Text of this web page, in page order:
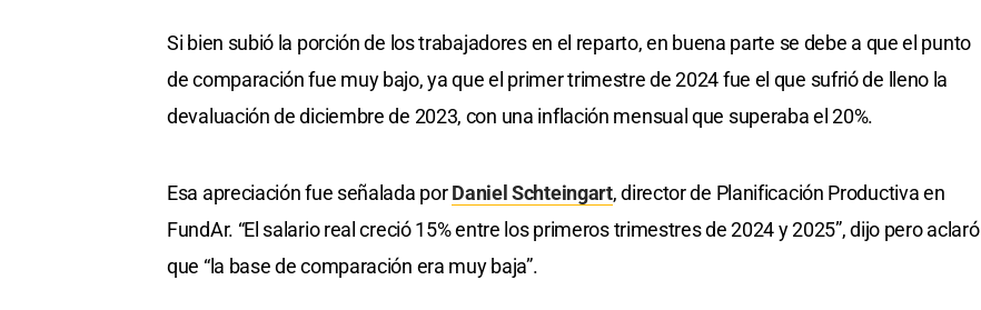
Si bien subió la porción de los trabajadores en el reparto, en buena parte se debe a que el punto
de comparación fue muy bajo, ya que el primer trimestre de 2024 fue el que sufrió de lleno la
devaluación de diciembre de 2023, con una inflación mensual que superaba el 20%.
Esa apreciación fue señalada porDaniel Schteingart, director de Planificación Productiva en
FundAr. “El salario real creció 15% entre los primeros trimestres de 2024 y 2025”, dijo pero aclaró
que “la base de comparación era muy baja”.